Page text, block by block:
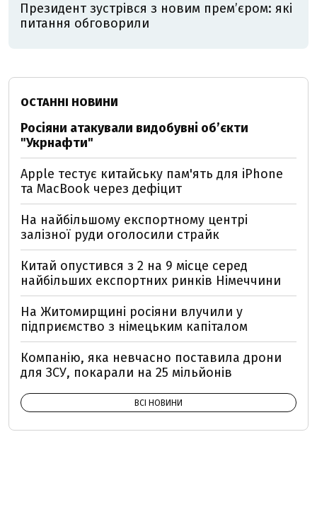
Президент зустрівся з новим прем’єром: які
питання обговорили
ОСТАННІ НОВИНИ
Росіяни атакували видобувні обʼєкти
"Укрнафти"
Apple тестує китайську пам'ять для iPhone
та MacBook через дефіцит
На найбільшому експортному центрі
залізної руди оголосили страйк
Китай опустився з 2 на 9 місце серед
найбільших експортних ринків Німеччини
На Житомирщині росіяни влучили у
підприємство з німецьким капіталом
Компанію, яка невчасно поставила дрони
для ЗСУ, покарали на 25 мільйонів
ВСІ НОВИНИ